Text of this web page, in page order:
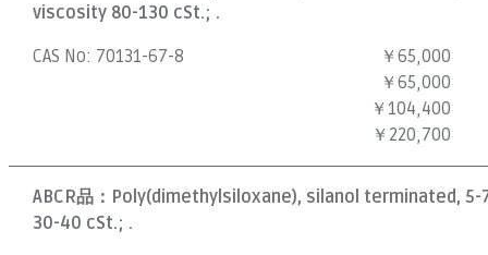
viscosity 80-130 cSt.; .
CAS No: 70131-67-8
￥65,000
￥65,000
￥104,400
￥220,700
ABCR品： Poly(dimethylsiloxane), silanol terminated, 5-
30-40 cSt.; .